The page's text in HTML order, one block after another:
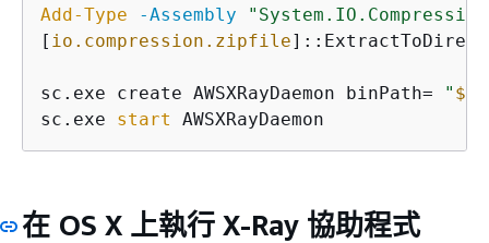
Add-Type
-Assembly
[ io.compression.zipfile
sc.exe create AWSXRayDaemon binPath= "
sc.exe start AWSXRayDaemon
在 OS X 上執行 X-Ray 協助程式